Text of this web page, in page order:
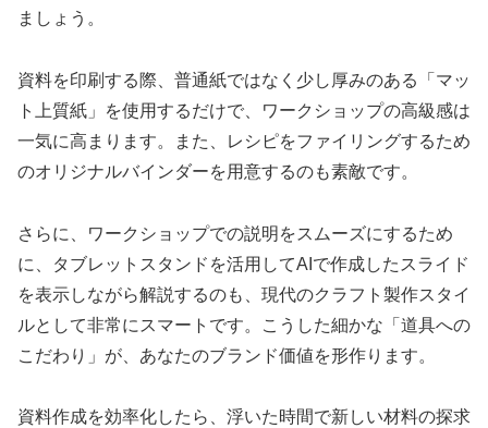
ましょう。
資料を印刷する際、普通紙ではなく少し厚みのある「マッ
ト上質紙」を使用するだけで、ワークショップの高級感は
一気に高まります。また、レシピをファイリングするため
のオリジナルバインダーを用意するのも素敵です。
さらに、ワークショップでの説明をスムーズにするため
に、タブレットスタンドを活用してAIで作成したスライド
を表示しながら解説するのも、現代のクラフト製作スタイ
ルとして非常にスマートです。こうした細かな「道具への
こだわり」が、あなたのブランド価値を形作ります。
資料作成を効率化したら、浮いた時間で新しい材料の探求